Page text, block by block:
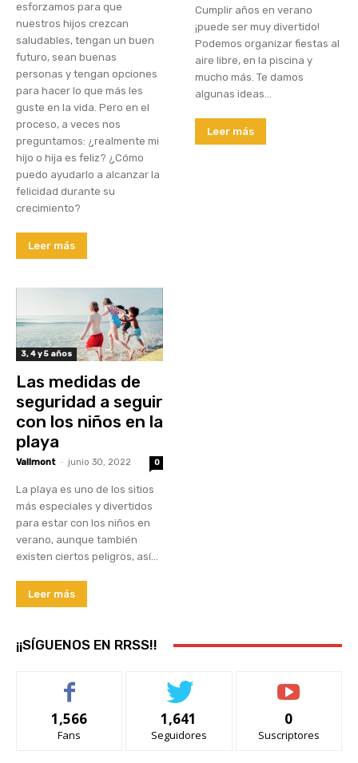
esforzamos para que
nuestros hijos crezcan
saludables, tengan un buen
futuro, sean buenas
personas y tengan opciones
para hacer lo que más les
guste en la vida. Pero en el
proceso, a veces nos
preguntamos: ¿realmente mi
hijo o hija es feliz? ¿Cómo
puedo ayudarlo a alcanzar la
felicidad durante su
crecimiento?
Leer más
Cumplir años en verano
¡puede ser muy divertido!
Podemos organizar fiestas al
aire libre, en la piscina y
mucho más. Te damos
algunas ideas...
Leer más
3, 4 y 5 años
Las medidas de
seguridad a seguir
con los niños en la
playa
Vallmont - junio 30, 2022 0
La playa es uno de los sitios
más especiales y divertidos
para estar con los niños en
verano, aunque también
existen ciertos peligros, así...
Leer más
¡¡SÍGUENOS EN RRSS!!
1,566
Fans
1,641
Seguidores
0
Suscriptores